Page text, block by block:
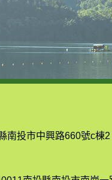
南投市中興路660號c棟